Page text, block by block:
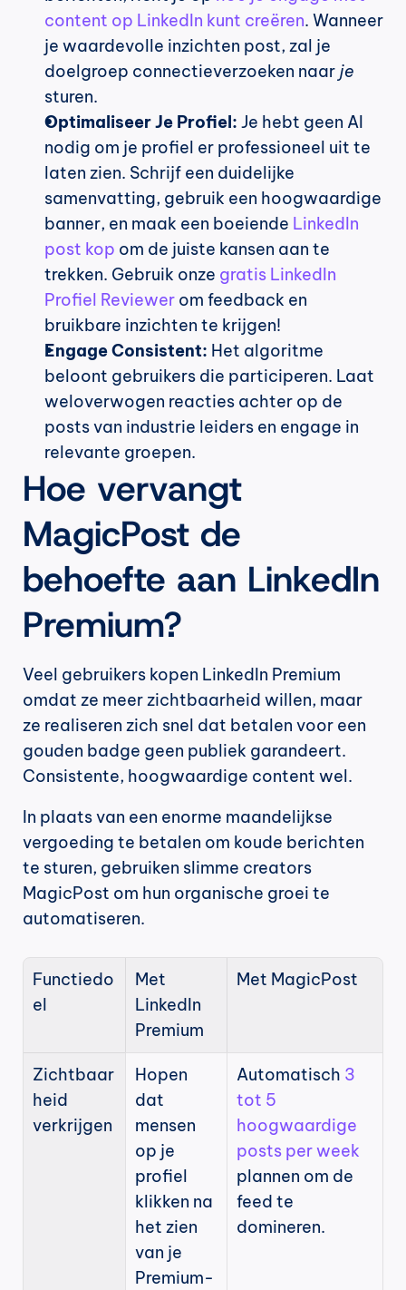
content op LinkedIn kunt creëren. Wanneer
je waardevolle inzichten post, zal je
doelgroep connectieverzoeken naar je
sturen.
Optimaliseer Je Profiel: Je hebt geen AI
nodig om je profiel er professioneel uit te
laten zien. Schrijf een duidelijke
samenvatting, gebruik een hoogwaardige
banner, en maak een boeiende LinkedIn
post kop om de juiste kansen aan te
trekken. Gebruik onze gratis LinkedIn
Profiel Reviewer om feedback en
bruikbare inzichten te krijgen!
Engage Consistent: Het algoritme
beloont gebruikers die participeren. Laat
weloverwogen reacties achter op de
posts van industrie leiders en engage in
relevante groepen.
Hoe vervangt
MagicPost de
behoefte aan LinkedIn
Premium?
Veel gebruikers kopen LinkedIn Premium
omdat ze meer zichtbaarheid willen, maar
ze realiseren zich snel dat betalen voor een
gouden badge geen publiek garandeert.
Consistente, hoogwaardige content wel.
In plaats van een enorme maandelijkse
vergoeding te betalen om koude berichten
te sturen, gebruiken slimme creators
MagicPost om hun organische groei te
automatiseren.
Functiedo
el
Met
LinkedIn
Premium
Met MagicPost
Zichtbaar
heid
verkrijgen
Hopen
dat
mensen
op je
profiel
klikken na
het zien
van je
Premium-
Automatisch 3
tot 5
hoogwaardige
posts per week
plannen om de
feed te
domineren.